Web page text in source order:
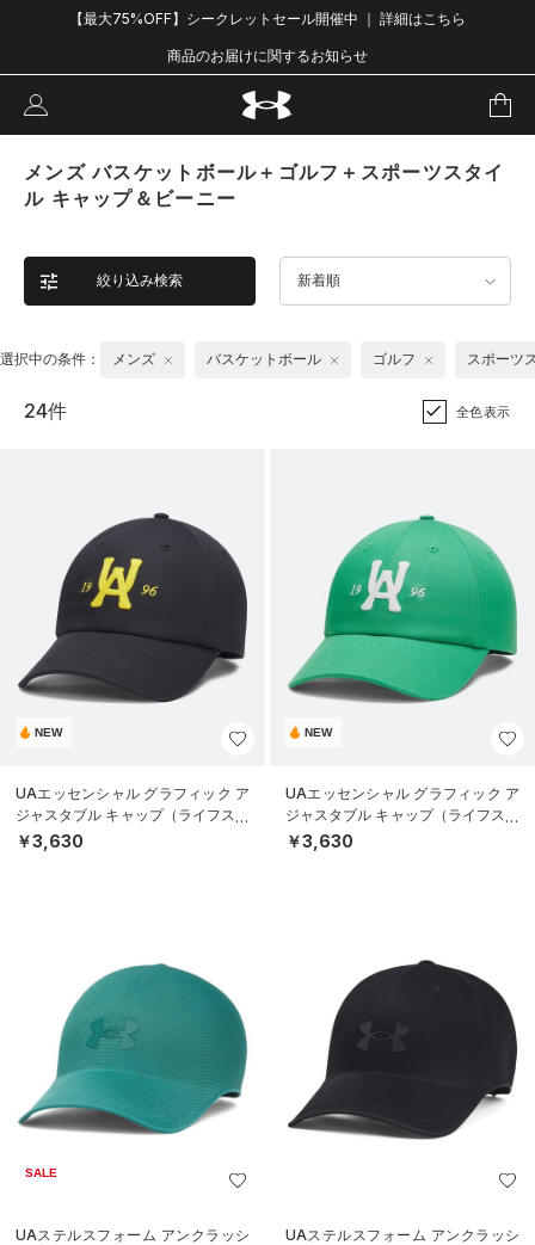
【最大75%OFF】シークレットセール開催中 ｜ 詳細はこちら
商品のお届けに関するお知らせ
メンズ バスケットボール＋ゴルフ＋スポーツスタイ
ル キャップ＆ビーニー
絞り込み検索 新着順
選択中の条件： メンズ バスケットボール ゴルフ スポーツ
24件 全色表示
NEW
UAエッセンシャル グラフィック ア
ジャスタブル キャップ（ライフスタ
イル/UNISEX）
￥3,630
NEW
UAエッセンシャル グラフィック ア
ジャスタブル キャップ（ライフスタ
イル/UNISEX）
￥3,630
SALE
UAステルスフォーム アンクラッシ
UAステルスフォーム アンクラッシ